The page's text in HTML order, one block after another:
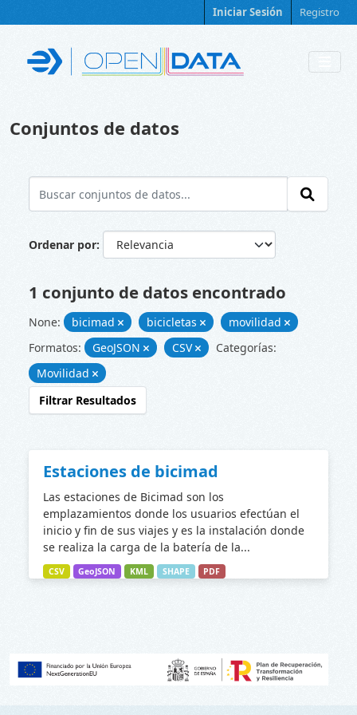
Iniciar Sesión Registro
Conjuntos de datos
Ordenar por
1 conjunto de datos encontrado
None: bicimad bicicletas
movilidad
Formatos:
GeoJSON CSV
Categorías:
Movilidad
Filtrar Resultados
Estaciones de bicimad
Las estaciones de Bicimad son los
emplazamientos donde los usuarios efectúan el
inicio y fin de sus viajes y es la instalación donde
se realiza la carga de la batería de la...
CSV GeoJSON KML SHAPE PDF